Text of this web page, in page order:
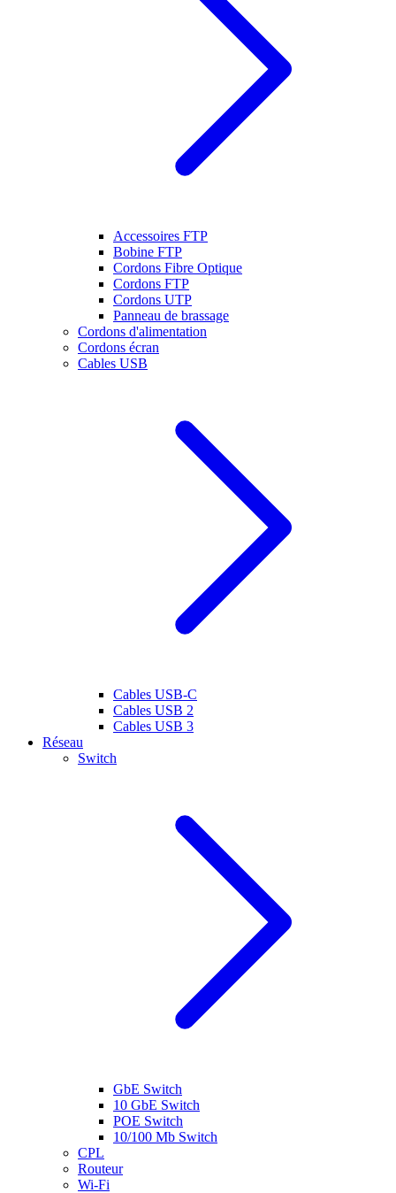
Accessoires FTP
Bobine FTP
Cordons Fibre Optique
Cordons FTP
Cordons UTP
Panneau de brassage
Cordons d'alimentation
Cordons écran
Cables USB
Cables USB-C
Cables USB 2
Cables USB 3
Réseau
Switch
GbE Switch
10 GbE Switch
POE Switch
10/100 Mb Switch
CPL
Routeur
Wi-Fi